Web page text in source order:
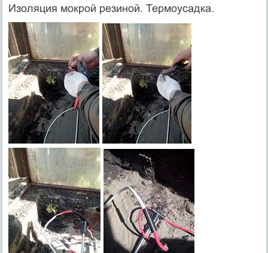
Изоляция мокрой резиной. Термоусадка.